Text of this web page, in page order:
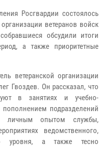
Росгвардии состоялось
ветеранов войск
обсудили итоги
а также приоритетные
ветеранской организации
Гвоздев. Он рассказал, что
в занятиях и учебно-
подразделений
личным опытом службы,
ведомственного,
уровня, а также тесно